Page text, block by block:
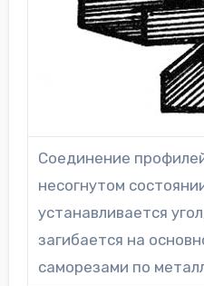
Соединение
несогнутом
устанавливается
загибается на
саморезами по